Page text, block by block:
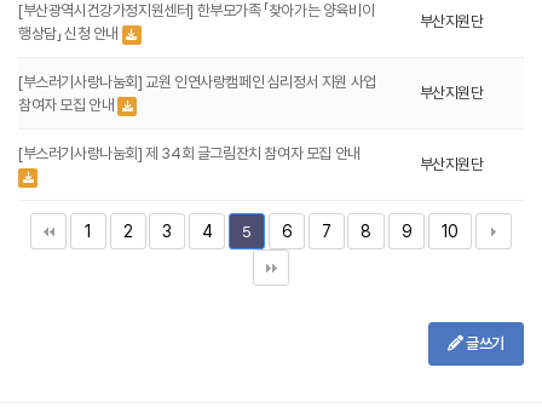
[부산광역시건강가정지원센터] 한부모가족 「찾아가는 양육비이
행상담」 신청 안내
부산지원단
[부스러기사랑나눔회] 교원 인연사랑캠페인 심리정서 지원 사업
참여자 모집 안내
부산지원단
[부스러기사랑나눔회] 제 34회 글그림잔치 참여자 모집 안내
부산지원단
1 2 3 4 5 6 7 8 9 10
글쓰기